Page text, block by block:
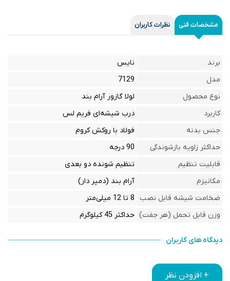
مشخصات فنی نظرات کاربران
برند
نایس
مدل
7129
نوع محصول
لولا گازور آرام بند
کاربرد
درب شیشه‌ای فریم لس
جنس بدنه
فولاد با روکش کروم
حداکثر زاویه بازشوندگی
90 درجه
قابلیت تنظیم
تنظیم شونده دو بعدی
مکانیزم
آرام بند (دمپر دار)
ضخامت شیشه قابل نصب 8 تا 12 میلی‌متر
وزن قابل تحمل (هر جفت) حداکثر 45 کیلوگرم
دیدگاه های کاربران
+ افزودن نظر